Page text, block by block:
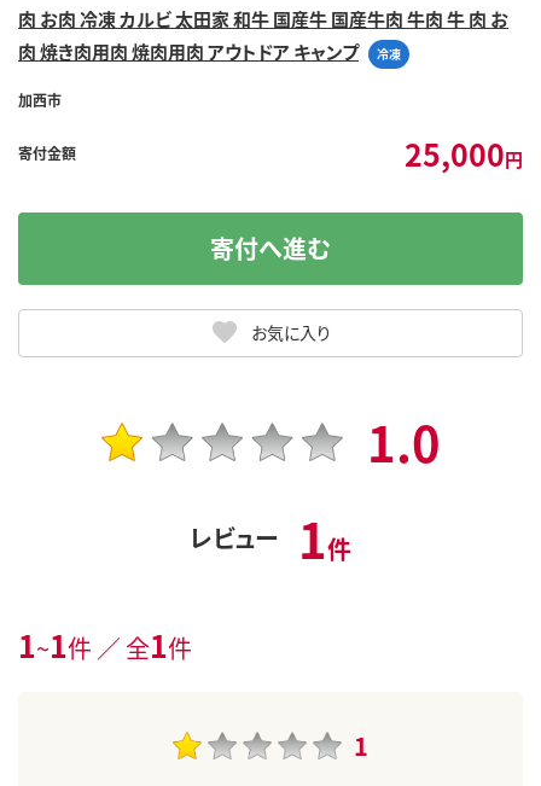
肉 お肉 冷凍 カルビ 太田家 和牛 国産牛 国産牛肉 牛肉 牛 肉 お
肉 焼き肉用肉 焼肉用肉 アウトドア キャンプ
冷凍
加西市
寄付金額 25,000円
お気に入り
寄付へ進む
1.0
レビュー 1件
1~1件 ／ 全1件
1